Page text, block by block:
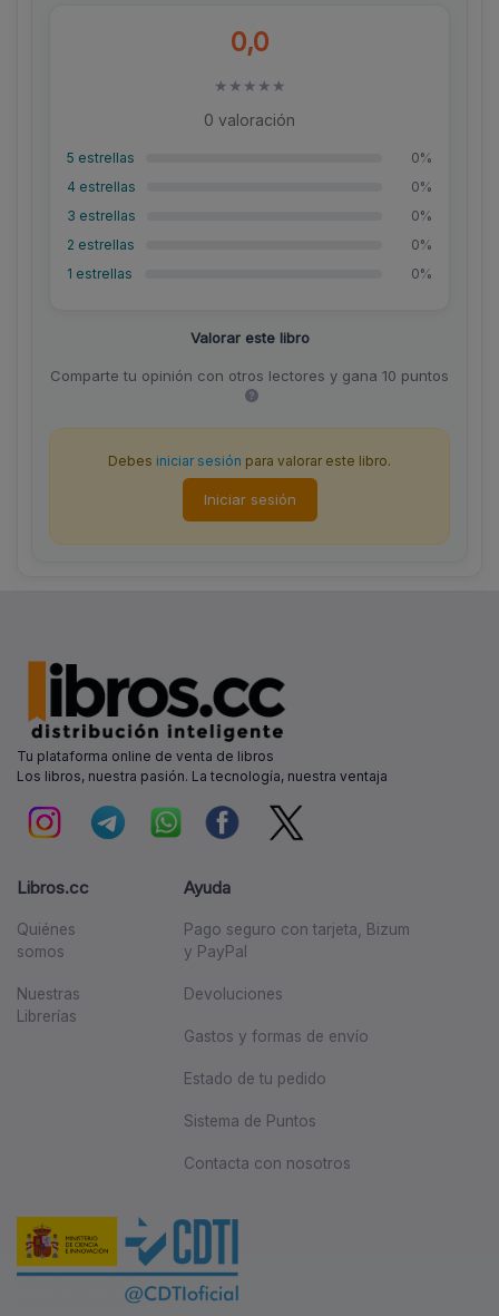
0,0
★ ★ ★ ★ ★
0 valoración
5 estrellas
0%
4 estrellas
0%
3 estrellas
0%
2 estrellas
0%
1 estrellas
0%
Valorar este libro
Comparte tu opinión con otros lectores y gana 10 puntos
Debes iniciar sesión para valorar este libro.
Iniciar sesión
Tu plataforma online de venta de libros
Los libros, nuestra pasión. La tecnología, nuestra ventaja
Libros.cc
Quiénes
somos
Nuestras
Librerías
Ayuda
Pago seguro con tarjeta, Bizum
y PayPal
Devoluciones
Gastos y formas de envío
Estado de tu pedido
Sistema de Puntos
Contacta con nosotros